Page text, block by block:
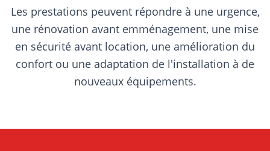
Les prestations peuvent répondre à une urgence,
une rénovation avant emménagement, une mise
en sécurité avant location, une amélioration du
confort ou une adaptation de l'installation à de
nouveaux équipements.